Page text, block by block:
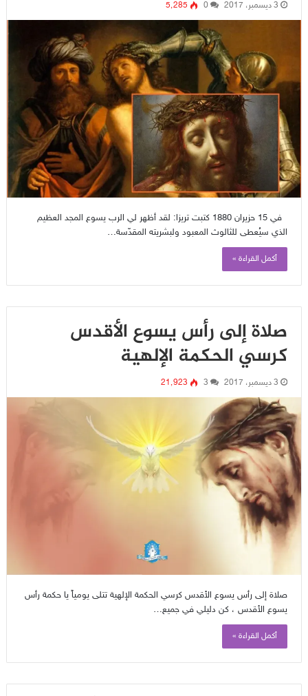
3 ديسمبر، 2017 0 5٬285
في 15 حزيران 1880 كتبت تريزا: لقد أظهر لي الرب يسوع المجد العظيم
الذي سيُعطى للثالوث المعبود ولبشريته المقدّسة…
أكمل القراءة »
صلاة إلى رأس يسوع الأقدس
كرسي الحكمة الإلهية
3 ديسمبر، 2017 3 21٬923
صلاة إلى رأس يسوع الأقدس كرسي الحكمة الإلهية تتلى يومياً يا حكمة رأس
يسوع الأقدس ، كن دليلي في جميع…
أكمل القراءة »